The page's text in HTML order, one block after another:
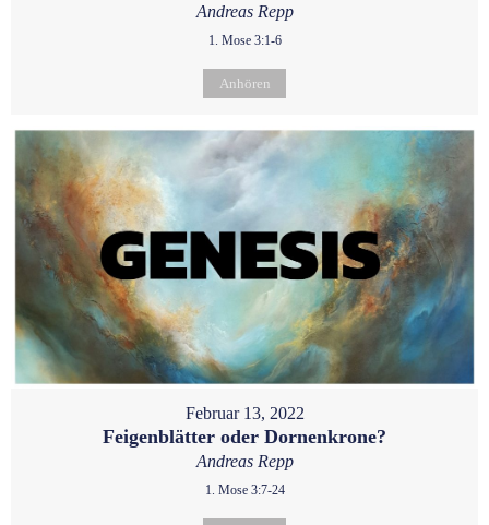
Andreas Repp
1. Mose 3:1-6
Anhören
Februar 13, 2022
Feigenblätter oder Dornenkrone?
Andreas Repp
1. Mose 3:7-24